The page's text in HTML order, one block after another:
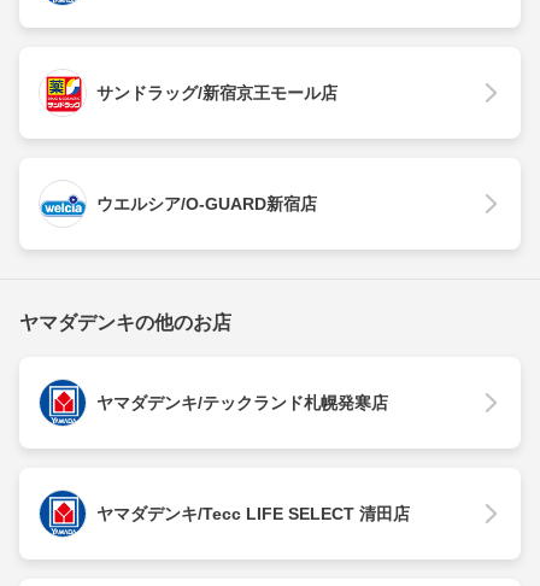
サンドラッグ/新宿京王モール店
ウエルシア/O-GUARD新宿店
ヤマダデンキの他のお店
ヤマダデンキ/テックランド札幌発寒店
ヤマダデンキ/Tecc LIFE SELECT 清田店